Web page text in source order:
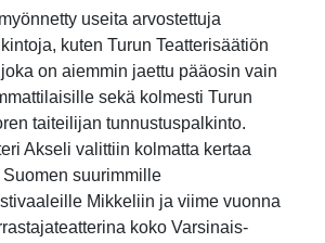
useita arvostettuja
kuten Turun Teatterisäätiön
on aiemmin jaettu pääosin vain
sekä kolmesti Turun
taiteilijan tunnustuspalkinto.
Akseli valittiin kolmatta kertaa
suurimmille
Mikkeliin ja viime vuonna
koko Varsinais-